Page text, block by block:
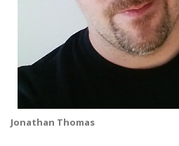
Jonathan Thomas